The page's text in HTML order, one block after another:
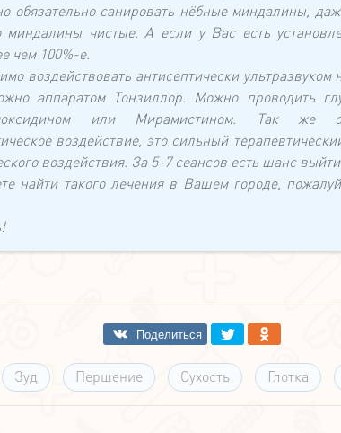
обязательно санировать нёбные миндалины,
миндалины чистые. А если у Вас есть
чем 100%-е.
воздействовать антисептически
аппаратом Тонзиллор. Можно проводить
или Мирамистином. Так же
воздействие, это сильный
воздействия. За 5-7 сеансов есть шанс
найти такого лечения в Вашем городе,
Зуд Першение Сухость Глотка